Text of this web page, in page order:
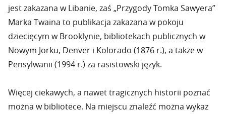
jest zakazana w Libanie, zaś „Przygody Tomka Sawyera”
Marka Twaina to publikacja zakazana w pokoju
dziecięcym w Brooklynie, bibliotekach publicznych w
Nowym Jorku, Denver i Kolorado (1876 r.), a także w
Pensylwanii (1994 r.) za rasistowski język.
Więcej ciekawych, a nawet tragicznych historii poznać
można w bibliotece. Na miejscu znaleźć można wykaz